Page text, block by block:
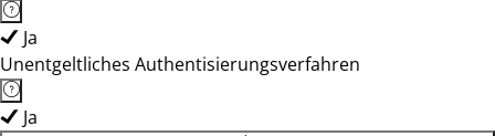
Ja
Unentgeltliches Authentisierungsverfahren
Ja